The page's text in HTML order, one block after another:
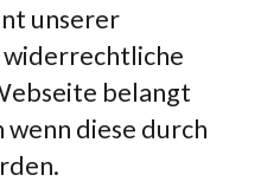
unserer
belangt
wenn diese durch